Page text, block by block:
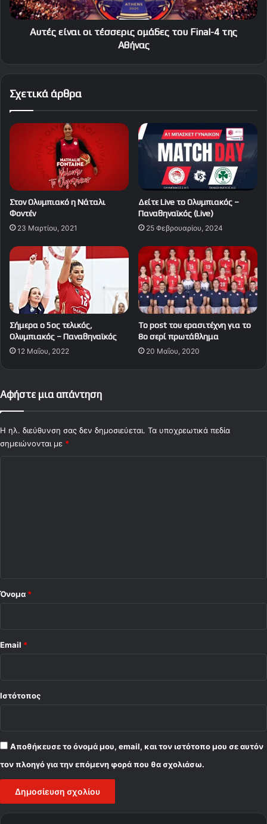
4
της
ΑθήναςΑυτές είναι οι τέσσερις ομάδες του Final-4 της
Αθήνας
Σχετικά άρθρα
Στον Ολυμπιακό η Νάταλι
Φοντέν
23 Μαρτίου, 2021
Δείτε Live το Ολυμπιακός –
Παναθηναϊκός (Live)
25 Φεβρουαρίου, 2024
Σήμερα ο 5ος τελικός,
Ολυμπιακός – Παναθηναϊκός
12 Μαΐου, 2022
To post του ερασιτέχνη για το
8ο σερί πρωτάθλημα
20 Μαΐου, 2020
Αφήστε μια απάντηση
Η ηλ. διεύθυνση σας δεν δημοσιεύεται. Τα υποχρεωτικά πεδία
σημειώνονται με *
Όνομα *
Email *
Ιστότοπος
Αποθήκευσε το όνομά μου, email, και τον ιστότοπο μου σε αυτόν
τον πλοηγό για την επόμενη φορά που θα σχολιάσω.